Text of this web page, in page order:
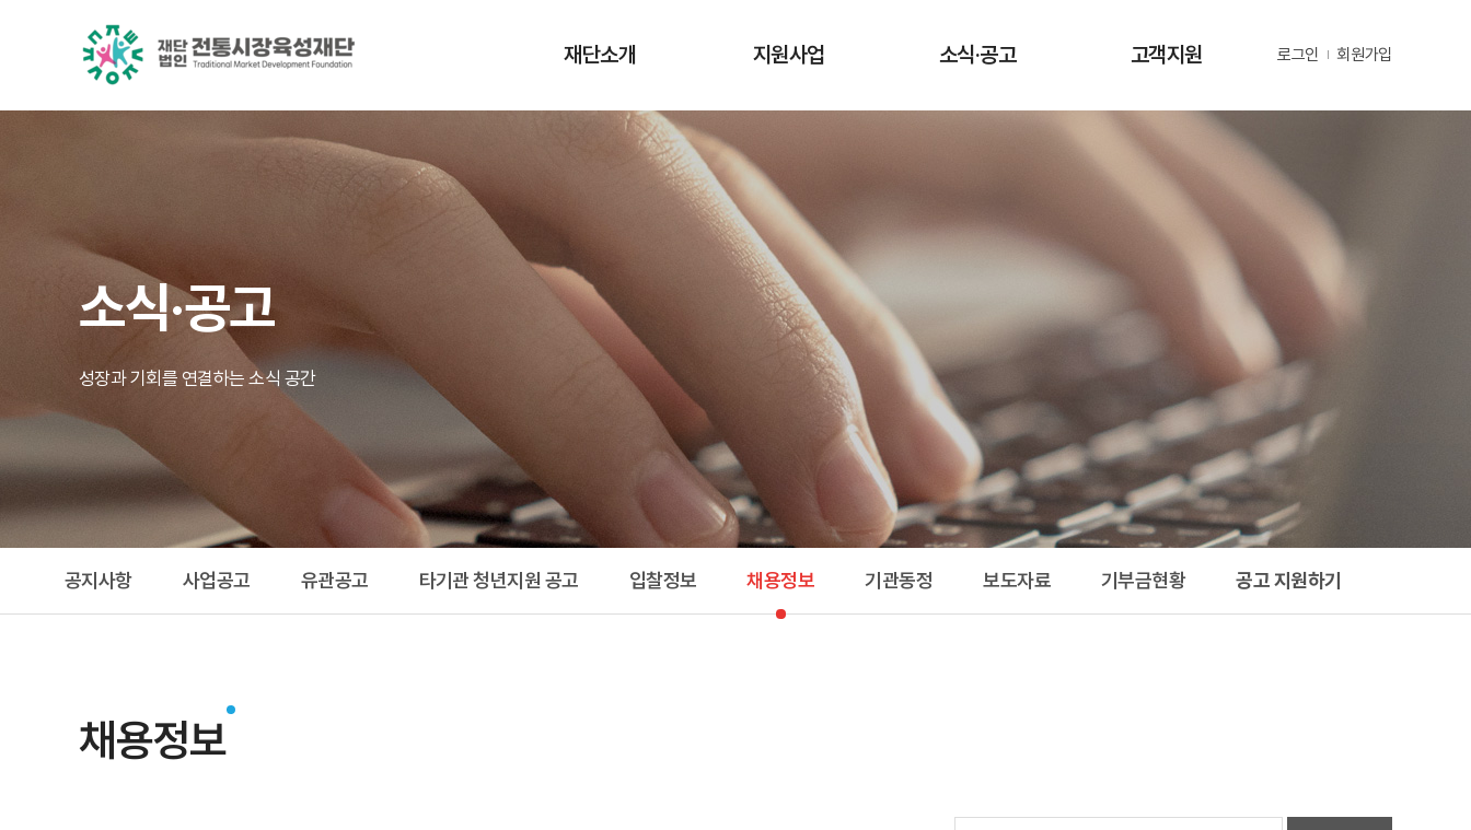
재단소개
CI·슬로건 소개
오시는 길
지원사업
청년상인 육성사업
창업단계
성장단계
도약단계
전통시장 디지털
역량강화 사업
소식·공고
유관공고
채용정보
기관동정
보도자료
기부금현황
공고 지원하기
고객지원
부정 및 공익신고
로그인 회원가입
소식·공고
성장과 기회를 연결하는 소식 공간
공지사항 사업공고 유관공고 타기관 청년지원 공고 입찰정보 채용정보 기관동정 보도자료 기부금현황 공고 지원하기
채용정보